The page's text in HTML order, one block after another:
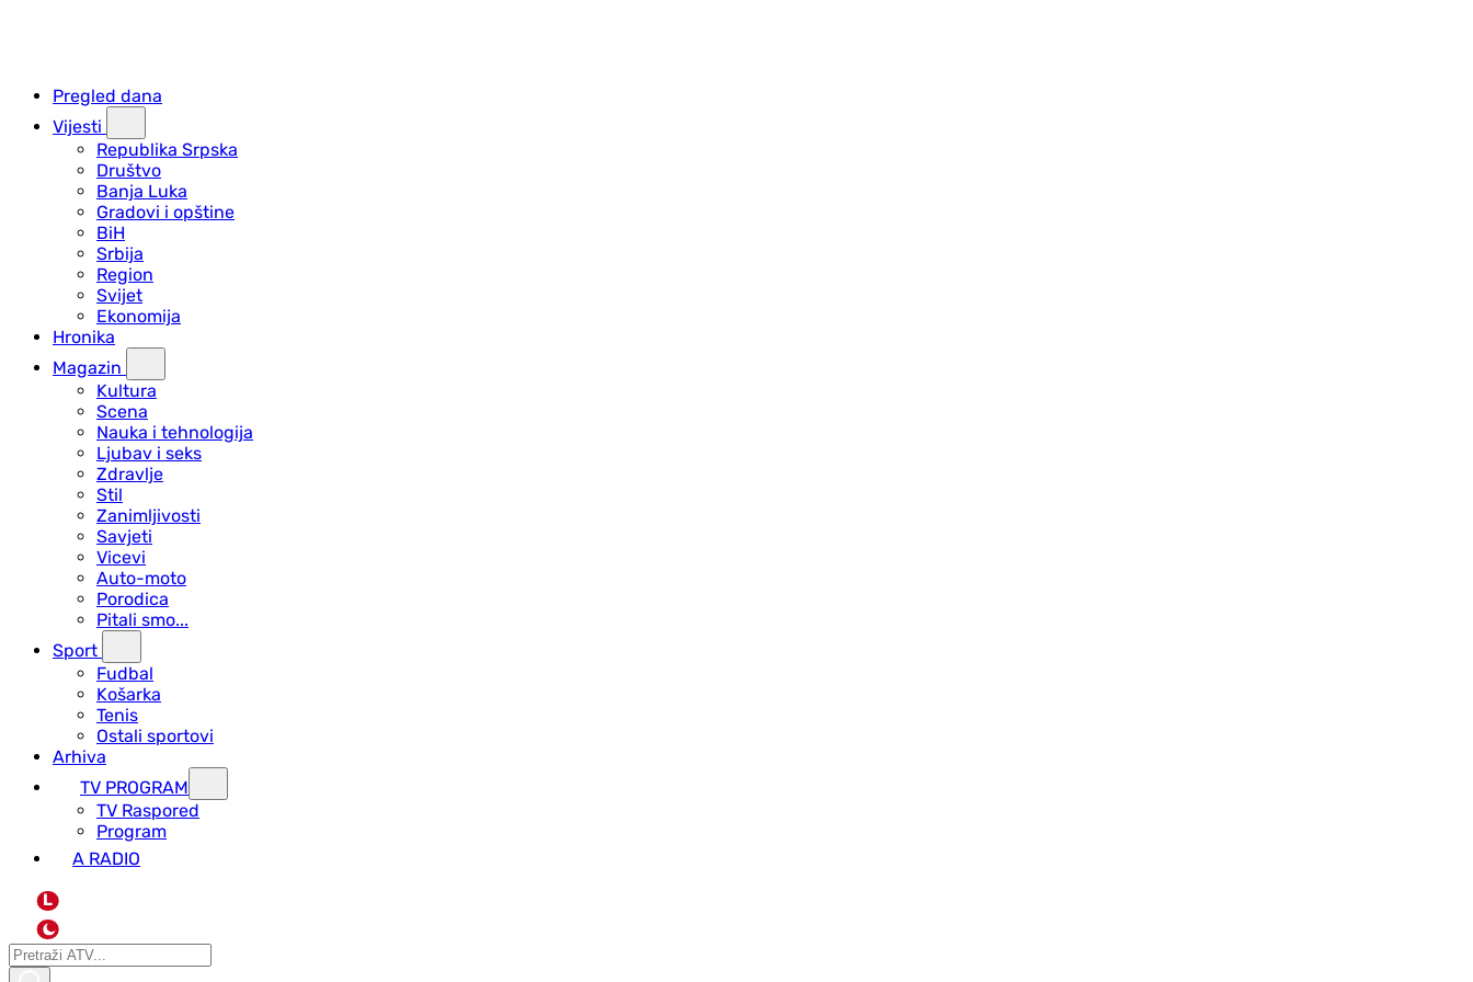
Pregled dana
Vijesti
Republika Srpska
Društvo
Banja Luka
Gradovi i opštine
BiH
Srbija
Region
Svijet
Ekonomija
Hronika
Magazin
Kultura
Scena
Nauka i tehnologija
Ljubav i seks
Zdravlje
Stil
Zanimljivosti
Savjeti
Vicevi
Auto-moto
Porodica
Pitali smo...
Sport
Fudbal
Košarka
Tenis
Ostali sportovi
Arhiva
TV PROGRAM
ТV Raspored
Program
A RADIO
L